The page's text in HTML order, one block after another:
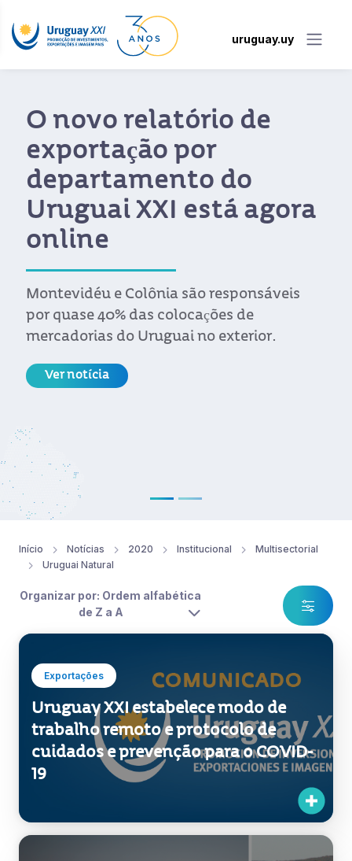
uruguay.uy
O novo relatório de
exportação por
departamento do
Uruguai XXI está agora
online
Montevidéu e Colônia são responsáveis
por quase 40% das colocações de
mercadorias do Uruguai no exterior.
Ver notícia
Início Notícias 2020 Institucional
Multisectorial
Uruguai Natural
Organizar por: Ordem alfabética
de Z a A
Exportações
Uruguay XXI estabelece modo de
trabalho remoto e protocolo de
cuidados e prevenção para o COVID-
19